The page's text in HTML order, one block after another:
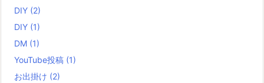
DIY (2)
DIY (1)
DM (1)
YouTube投稿 (1)
お出掛け (2)